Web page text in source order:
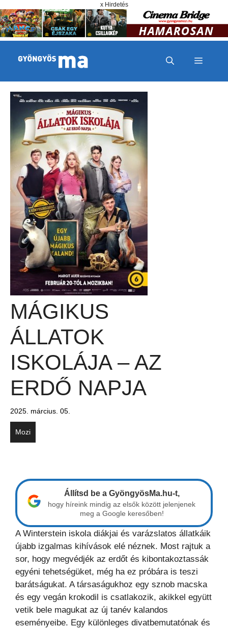
x Hirdetés
MENÜ
MÁGIKUS
ÁLLATOK
ISKOLÁJA – AZ
ERDŐ NAPJA
2025. március. 05.
Mozi
Állítsd be a GyöngyösMa.hu-t,
hogy híreink mindig az elsők között jelenjenek
meg a Google keresőben!
A Winterstein iskola diákjai és varázslatos állatkáik
újabb izgalmas kihívások elé néznek. Most rajtuk a
sor, hogy megvédjék az erdőt és kibontakoztassák
egyéni tehetségüket, még ha ez próbára is teszi
barátságukat. A társaságukhoz egy sznob macska
és egy vegán krokodil is csatlakozik, akikkel együtt
vetik bele magukat az új tanév kalandos
eseményeibe. Egy különleges divatbemutatónak és